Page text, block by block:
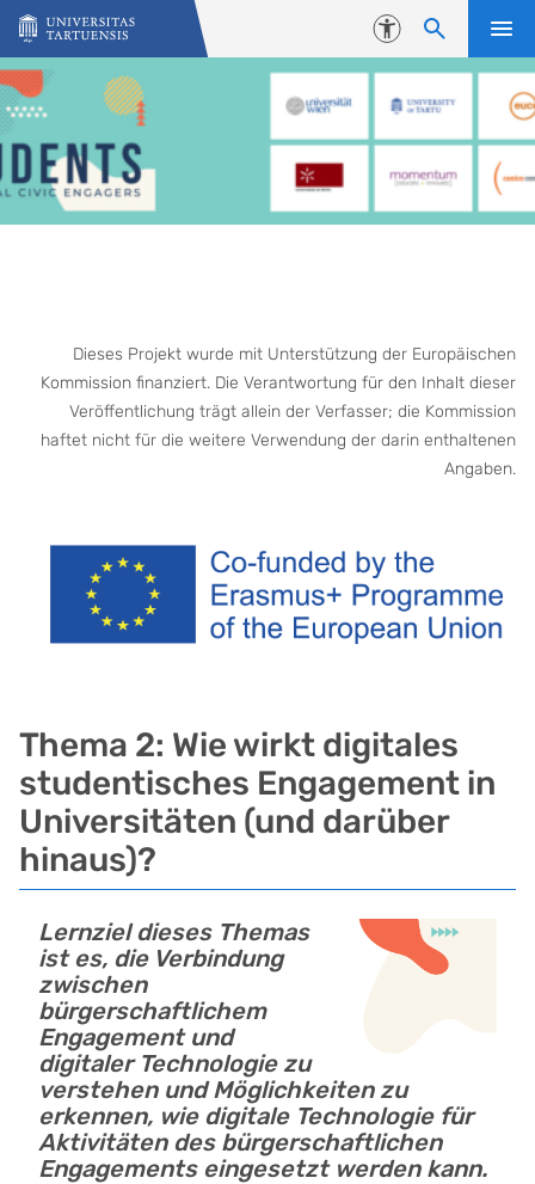
Skip to content
Accessibility
Thema 2: Wie wirkt digitales
studentisches Engagement in
Universitäten (und darüber
hinaus)?
Lernziel dieses Themas
ist es, die Verbindung
zwischen
bürgerschaftlichem
Engagement und
digitaler Technologie zu
verstehen und Möglichkeiten zu
erkennen, wie digitale Technologie für
Aktivitäten des bürgerschaftlichen
Engagements eingesetzt werden kann.
Dieses Projekt wurde mit Unterstützung der Europäischen
Kommission finanziert. Die Verantwortung für den Inhalt dieser
Veröffentlichung trägt allein der Verfasser; die Kommission
haftet nicht für die weitere Verwendung der darin enthaltenen
Angaben.